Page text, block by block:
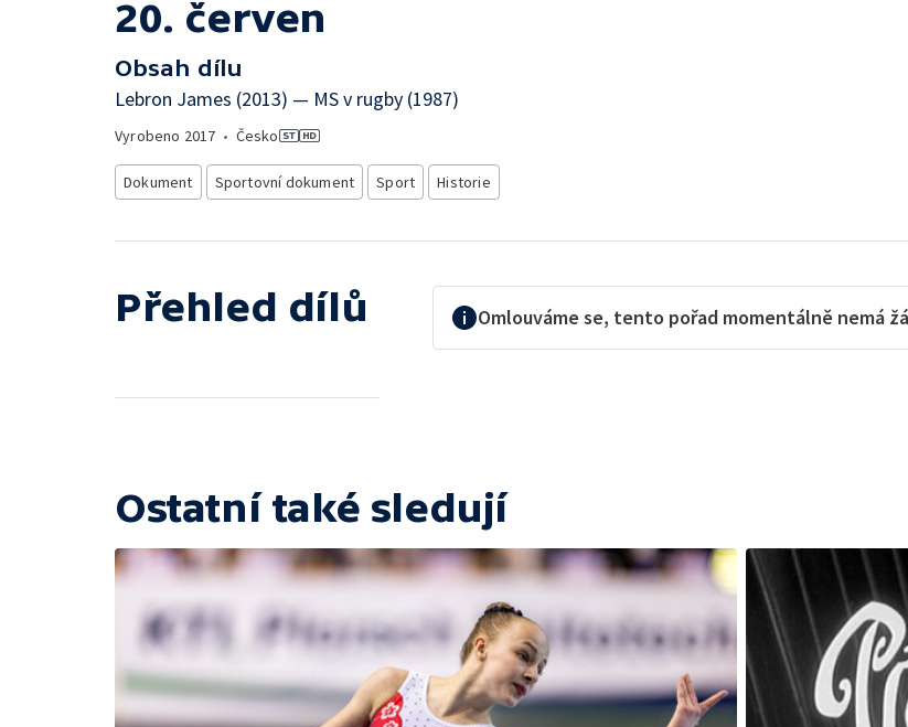
20. červen
Obsah dílu
Lebron James (2013) — MS v rugby (1987)
Vyrobeno 2017 • Česko
Dokument Sportovní dokument Sport Historie
Přehled dílů Omlouváme se, tento pořad momentálně nemá
Ostatní také sledují